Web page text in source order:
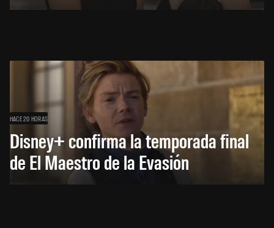
HACE 20 HORAS
Disney+ confirma la temporada final
de El Maestro de la Evasión